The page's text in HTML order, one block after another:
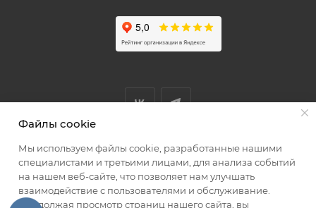
Мы принимаем к оплате
Файлы cookie
Мы используем файлы cookie, разработанные нашими
специалистами и третьими лицами, для анализа событий
на нашем веб-сайте, что позволяет нам улучшать
взаимодействие с пользователями и обслуживание.
Продолжая просмотр страниц нашего сайта, вы